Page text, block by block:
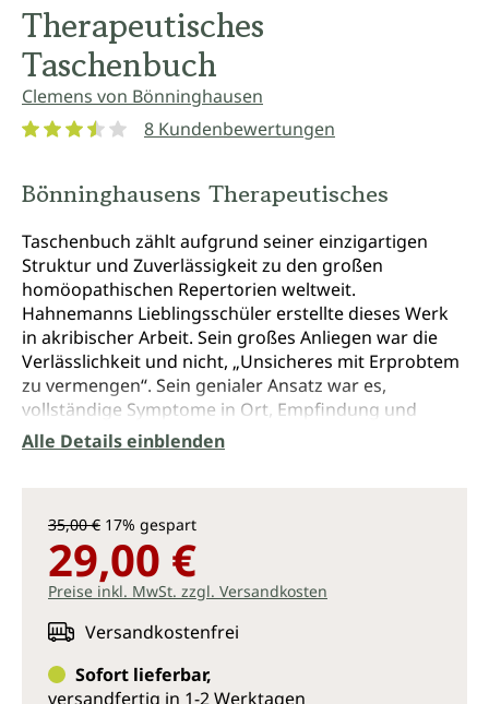
Therapeutisches
Taschenbuch
Clemens von Bönninghausen
8 Kundenbewertungen
Bönninghausens Therapeutisches
Taschenbuch zählt aufgrund seiner einzigartigen
Struktur und Zuverlässigkeit zu den großen
homöopathischen Repertorien weltweit.
Hahnemanns Lieblingsschüler erstellte dieses Werk
in akribischer Arbeit. Sein großes Anliegen war die
Verlässlichkeit und nicht, „Unsicheres mit Erprobtem
zu vermengen“. Sein genialer Ansatz war es,
vollständige Symptome in Ort, Empfindung und
Modalität zu zerlegen. Im Gegenzug können diese
Symptomteile wieder zu neuen Symptomen
Anwender diese Methode sind immer wieder von der
Treffsicherheit dieses „kleinen“ Werkes begeistert.
Bönninghausens Methode kann als wertvolle
Ergänzung des Kent’schen Ansatzes gesehen werden.
Während Kents Repertorium auf akribische
Detailgenauigkeit der Symptome Wert legt und zum
Strukturgeber vieler neueren Repertorien geworden
Alle Details einblenden
35,00 € 17% gespart
29,00 €
Preise inkl. MwSt. zzgl. Versandkosten
Versandkostenfrei
Sofort lieferbar,
versandfertig in 1-2 Werktagen